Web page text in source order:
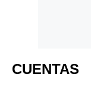
CUENTAS